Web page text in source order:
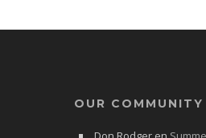
OUR COMMUNITY